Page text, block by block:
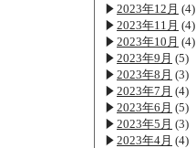
2023年12月 (4)
2023年11月 (4)
2023年10月 (4)
2023年9月 (5)
2023年8月 (3)
2023年7月 (4)
2023年6月 (5)
2023年5月 (3)
2023年4月 (4)